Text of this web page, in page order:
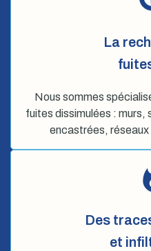
La
Nous sommes
fuites dissimulées :
encastrées,
Des
et